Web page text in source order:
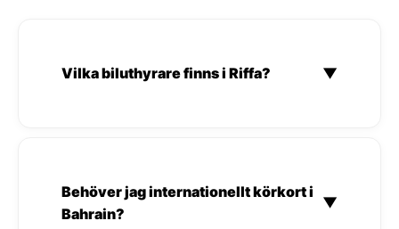
Vilka biluthyrare finns i Riffa? ▼
Behöver jag internationellt körkort i
Bahrain?
▼